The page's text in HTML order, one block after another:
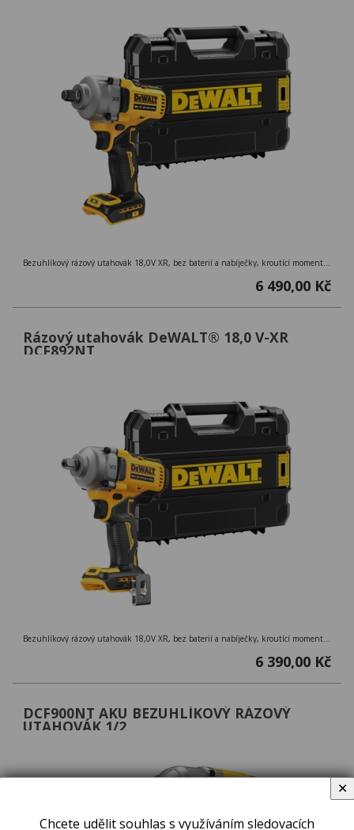
Bezuhlíkový rázový utahovák 18,0V XR, bez baterií a nabíječky, kroutící moment 812 Nm, uchycení 1/2´´ s pojistným kroužkem, kufr TSTAK
6 490,00 Kč
Rázový utahovák DeWALT® 18,0 V-XR
DCF892NT
Bezuhlíkový rázový utahovák 18,0V XR, bez baterií a nabíječky, kroutící moment 813 Nm, uchycení 1/2´´ s pojistnou kuličkou, kufr TSTAK
6 390,00 Kč
DCF900NT AKU BEZUHLÍKOVÝ RÁZOVÝ
UTAHOVÁK 1/2
Chcete udělit souhlas s využíváním sledovacích
✕